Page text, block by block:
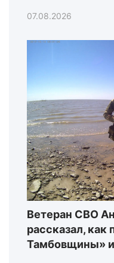
07.08.2026
Ветеран СВО
рассказал, как
Тамбовщины»